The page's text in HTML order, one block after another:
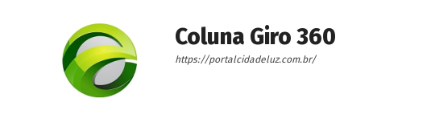
Coluna Giro 360
https://portalcidadeluz.com.br/